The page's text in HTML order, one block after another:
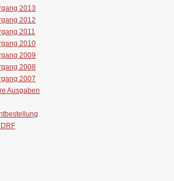
2013
2012
2011
2010
2009
2008
2007
Ausgaben